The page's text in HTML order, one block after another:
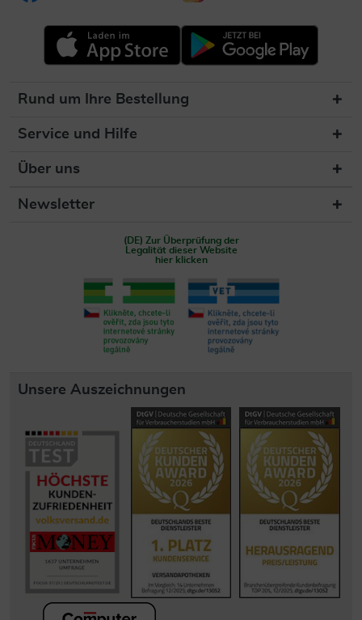
Rund um Ihre Bestellung
Service und Hilfe
Über uns
Newsletter
(DE) Zur Überprüfung der
Legalität dieser Website
hier klicken
Unsere Auszeichnungen